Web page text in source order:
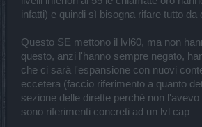
infatti) e quindi sì bisogna rifare tutto da
Questo SE mettono il lvl60, ma non
questo, anzi l'hanno sempre negato,
che ci sarà l'espansione con nuovi
eccetera (faccio riferimento a quanto
sezione delle dirette perché non
sono riferimenti concreti ad un lvl cap